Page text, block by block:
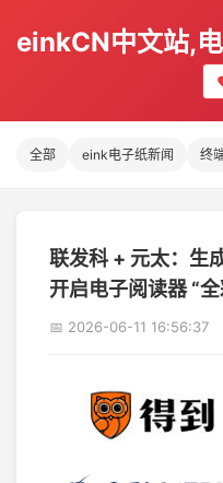
einkCN中文站,电
全部 eink电子纸新闻 终
联发科 + 元太：生
开启电子阅读器 “
📅 2026-06-11 16:56:37